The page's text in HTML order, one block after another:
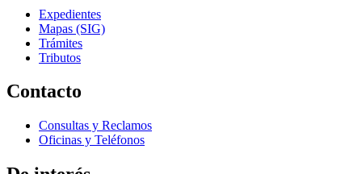
Expedientes
Mapas (SIG)
Trámites
Tributos
Contacto
Consultas y Reclamos
Oficinas y Teléfonos